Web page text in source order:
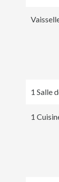
1 Salle
1